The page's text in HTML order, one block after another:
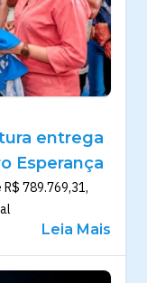
entrega
Esperança
789.769,31,
Leia Mais